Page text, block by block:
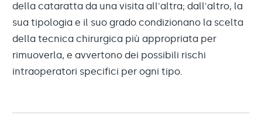
della cataratta da una visita all'altra; dall'altro, la
sua tipologia e il suo grado condizionano la scelta
della tecnica chirurgica più appropriata per
rimuoverla, e avvertono dei possibili rischi
intraoperatori specifici per ogni tipo.